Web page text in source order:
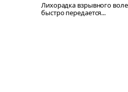
Лихорадка взрывного
быстро передается...